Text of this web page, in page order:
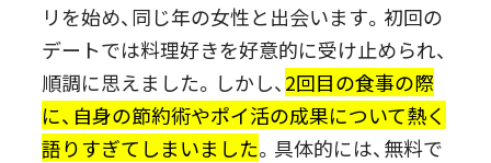
リを始め、同じ年の女性と出会います。初回の
デートでは料理好きを好意的に受け止められ、
順調に思えました。しかし、 2回目の食事の際
に、自身の節約術やポイ活の成果について熱く
語りすぎてしまいました。具体的には、無料で